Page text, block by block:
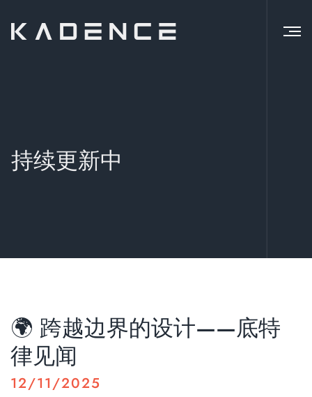
持续更新中
🌍 跨越边界的设计——底特
律见闻
12/11/2025